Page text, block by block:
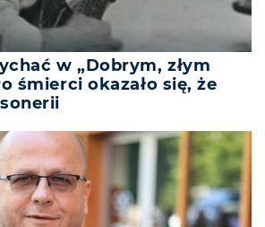
w „Dobrym, złym
śmierci okazało się, że